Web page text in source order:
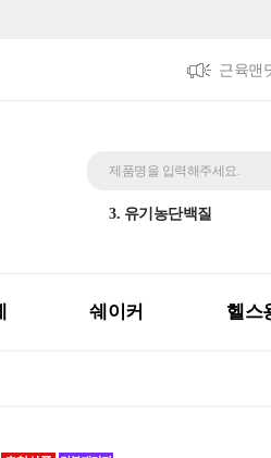
근육맨
제품명을 입력해주세요.
1. 제트맥스게이너
3. 유기농단백질
쉐이커 헬스